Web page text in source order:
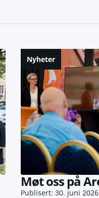
Nyheter
Møt oss på
Publisert: 30. juni 2026